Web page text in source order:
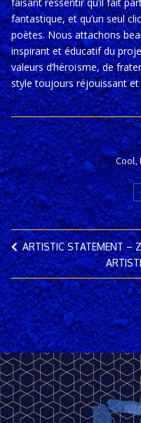
fantastique, et qu’un seul
poètes. Nous attachons
inspirant et éducatif du
valeurs d’héroïsme, de
style toujours réjouissant et
Cool,
ARTISTIC STATEMENT –